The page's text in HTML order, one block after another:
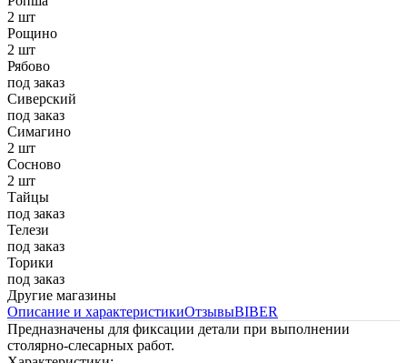
2 шт
Рощино
2 шт
Рябово
под заказ
Сиверский
под заказ
Симагино
2 шт
Сосново
2 шт
Тайцы
под заказ
Телези
под заказ
Торики
под заказ
Другие магазины
Описание и характеристикиОтзывыBIBER
Предназначены для фиксации детали при выполнении
столярно-слесарных работ.